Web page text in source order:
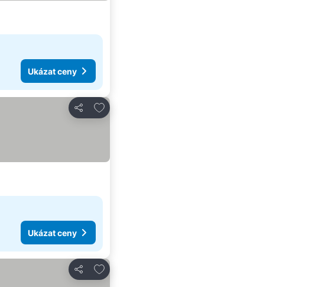
Ukázat ceny
Sdílet
Přidat na seznam oblíbených hotelů
Ukázat ceny
Sdílet
Přidat na seznam oblíbených hotelů